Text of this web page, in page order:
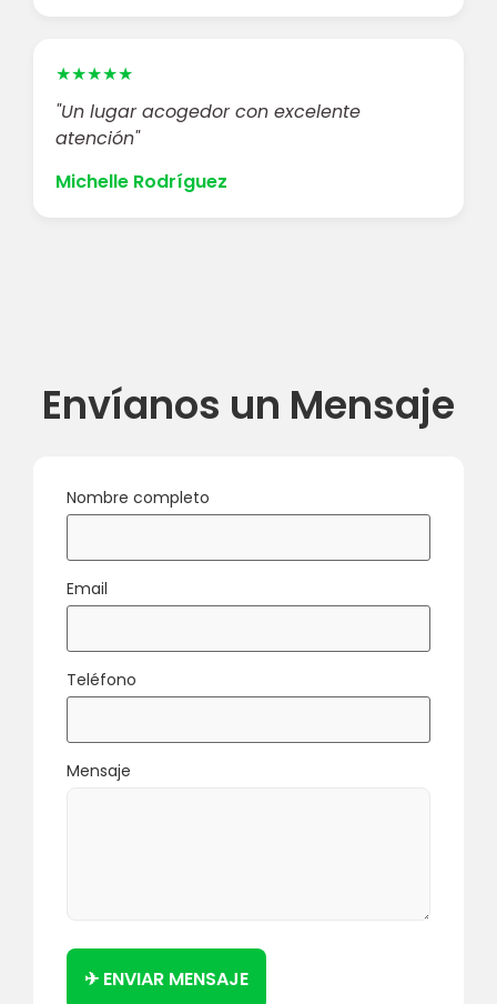
★★★★★
"Un lugar acogedor con excelente
atención"
Michelle Rodríguez
Envíanos un Mensaje
Nombre completo
Email
Teléfono
Mensaje
✈ ENVIAR MENSAJE